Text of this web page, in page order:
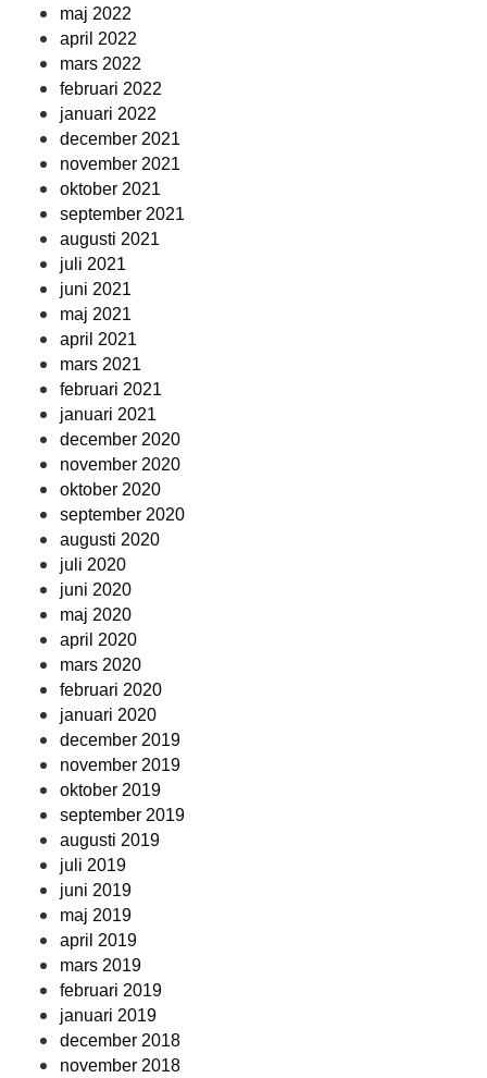
maj 2022
april 2022
mars 2022
februari 2022
januari 2022
december 2021
november 2021
oktober 2021
september 2021
augusti 2021
juli 2021
juni 2021
maj 2021
april 2021
mars 2021
februari 2021
januari 2021
december 2020
november 2020
oktober 2020
september 2020
augusti 2020
juli 2020
juni 2020
maj 2020
april 2020
mars 2020
februari 2020
januari 2020
december 2019
november 2019
oktober 2019
september 2019
augusti 2019
juli 2019
juni 2019
maj 2019
april 2019
mars 2019
februari 2019
januari 2019
december 2018
november 2018